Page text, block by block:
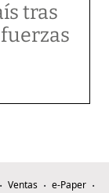
tras
Ventas
e-Paper